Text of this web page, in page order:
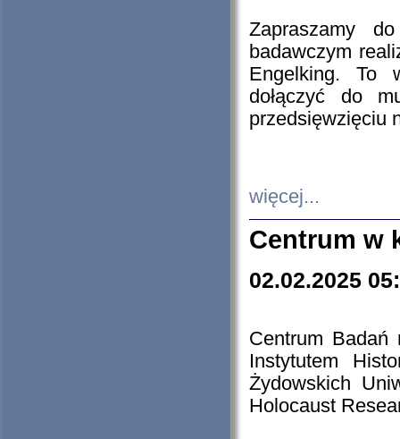
Zapraszamy
badawczym
Engelking. To
dołączyć do
przedsięwzięciu
więcej...
Centrum w
02.02.2025
Centrum Badań
Instytutem
Żydowskich
Holocaust